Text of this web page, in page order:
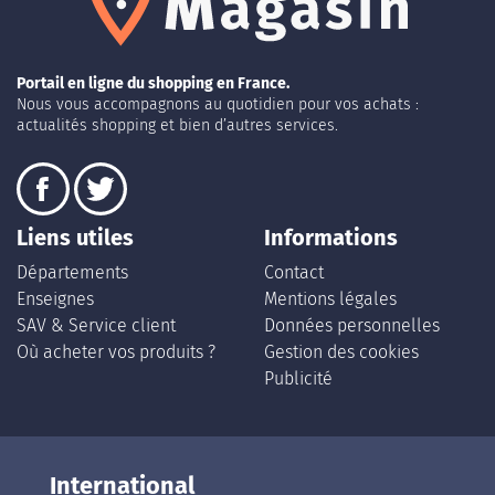
Portail en ligne du shopping en France.
Nous vous accompagnons au quotidien pour vos achats :
actualités shopping et bien d’autres services.
Liens utiles
Départements
Enseignes
SAV & Service client
Où acheter vos produits ?
Informations
Contact
Mentions légales
Données personnelles
Gestion des cookies
Publicité
International